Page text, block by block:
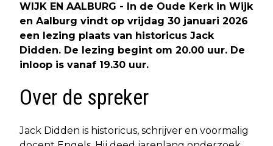
WIJK EN AALBURG - In de Oude Kerk in Wijk
en Aalburg vindt op vrijdag 30 januari 2026
een lezing plaats van historicus Jack
Didden. De lezing begint om 20.00 uur. De
inloop is vanaf 19.30 uur.
Over de spreker
Jack Didden is historicus, schrijver en voormalig